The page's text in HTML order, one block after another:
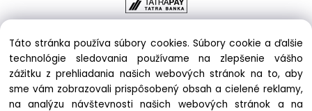
Copyright © 2017 kreativnypapier.sk, All rights reserved |
hajekova@kreativnypapier.sk| Beckovská 38/A, 831 04
Bratislava
Táto stránka používa súbory cookies. Súbory cookie a ďalšie
technológie sledovania používame na zlepšenie vášho
zážitku z prehliadania našich webových stránok na to, aby
sme vám zobrazovali prispôsobený obsah a cielené reklamy,
na analýzu návštevnosti našich webových stránok a na